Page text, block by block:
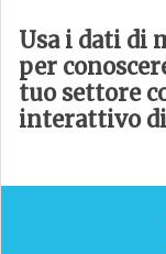
Usa i dati di
per
tuo settore
interattivo